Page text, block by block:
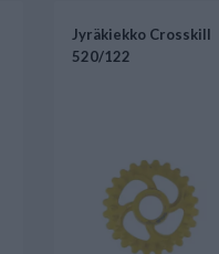
Jyräkiekko Crosskill
520/122